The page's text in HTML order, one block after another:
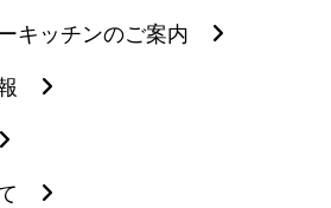
キッチンのご案内